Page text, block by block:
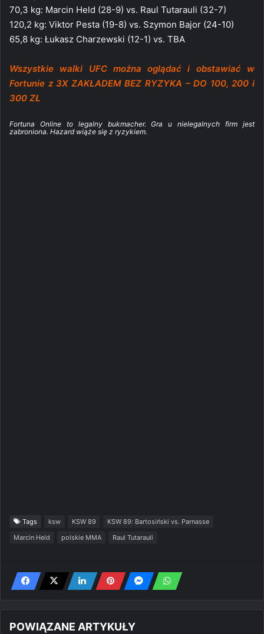
70,3 kg: Marcin Held (28-9) vs. Raul Tutarauli (32-7)
120,2 kg: Viktor Pesta (19-8) vs. Szymon Bajor (24-10)
65,8 kg: Łukasz Charzewski (12-1) vs. TBA
Wszystkie walki UFC można oglądać i obstawiać w
Fortunie z 3X ZAKŁADEM BEZ RYZYKA – DO 100, 200 i
300 ZŁ
Fortuna Online to legalny bukmacher. Gra u nielegalnych firm jest
zabroniona. Hazard wiąże się z ryzykiem.
Tags ksw KSW 89
KSW 89: Bartosiński vs. Parnasse
Marcin Held
polskie MMA Raul Tutarauli
POWIĄZANE ARTYKUŁY